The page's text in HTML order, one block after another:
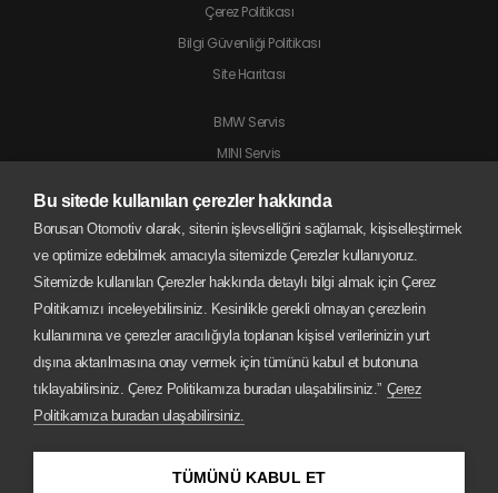
Bu sitede kullanılan çerezler hakkında
Borusan Otomotiv olarak, sitenin işlevselliğini sağlamak, kişiselleştirmek
ve optimize edebilmek amacıyla sitemizde Çerezler kullanıyoruz.
Sitemizde kullanılan Çerezler hakkında detaylı bilgi almak için Çerez
Politikamızı inceleyebilirsiniz. Kesinlikle gerekli olmayan çerezlerin
kullanımına ve çerezler aracılığıyla toplanan kişisel verilerinizin yurt
dışına aktarılmasına onay vermek için tümünü kabul et butonuna
tıklayabilirsiniz. Çerez Politikamıza buradan ulaşabilirsiniz.” Çerez
Politikamıza buradan ulaşabilirsiniz.
TÜMÜNÜ KABUL ET
Çerez Politikası
Bilgi Güvenliği Politikası
Site Haritası
BMW Servis
MINI Servis
Land Rover Servis
BMW Motorrad Servis